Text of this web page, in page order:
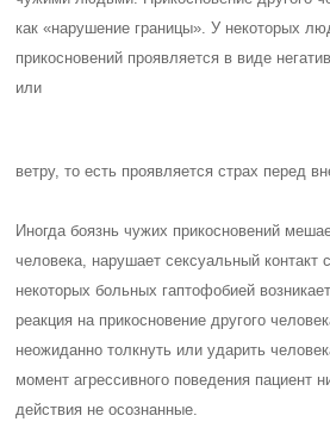
как «нарушение границы». У некоторых
прикосновений проявляется в виде
или
ветру, то есть проявляется страх перед
Иногда боязнь чужих прикосновений
человека, нарушает сексуальный
некоторых больных гаптофобией
реакция на прикосновение другого
неожиданно толкнуть или ударить
момент агрессивного поведения пациент
действия не осознанные.